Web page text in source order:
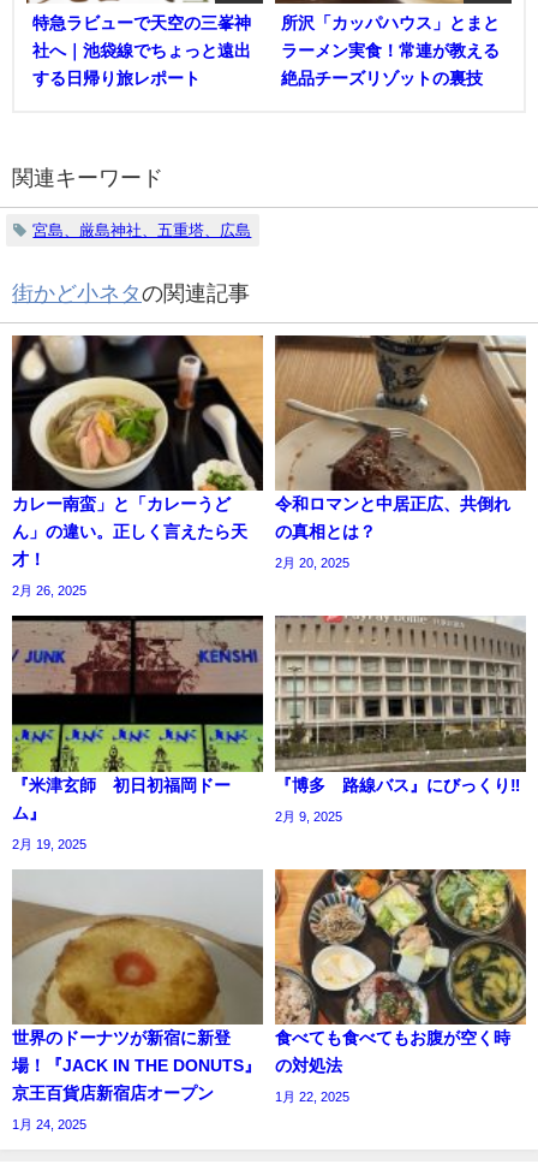
特急ラビューで天空の三峯神
社へ｜池袋線でちょっと遠出
する日帰り旅レポート
所沢「カッパハウス」とまと
ラーメン実食！常連が教える
絶品チーズリゾットの裏技
関連キーワード
宮島、厳島神社、五重塔、広島
街かど小ネタの関連記事
カレー南蛮」と「カレーうど
ん」の違い。正しく言えたら天
才！
2月 26, 2025
令和ロマンと中居正広、共倒れ
の真相とは？
2月 20, 2025
『米津玄師 初日初福岡ドー
ム』
2月 19, 2025
『博多 路線バス』にびっくり‼️
2月 9, 2025
世界のドーナツが新宿に新登
場！『JACK IN THE DONUTS』
京王百貨店新宿店オープン
1月 24, 2025
食べても食べてもお腹が空く時
の対処法
1月 22, 2025